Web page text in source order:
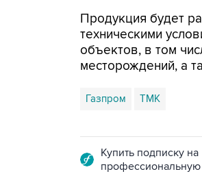
Продукция будет
техническими
объектов, в том
месторождений, а
Газпром ТМК
Купить подписку на
профессиональную